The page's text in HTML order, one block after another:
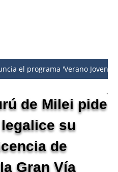
el programa 'Verano Joven
de Milei pide
su
de
Gran Vía